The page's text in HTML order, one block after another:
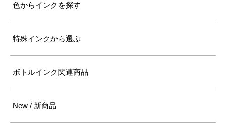
色からインクを探す
特殊インクから選ぶ
ボトルインク関連商品
New / 新商品